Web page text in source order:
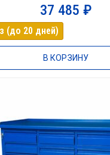
37 485 ₽
(до 20 дней)
В КОРЗИНУ